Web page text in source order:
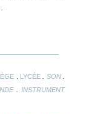
LYCÉE. SON.
. INSTRUMENT